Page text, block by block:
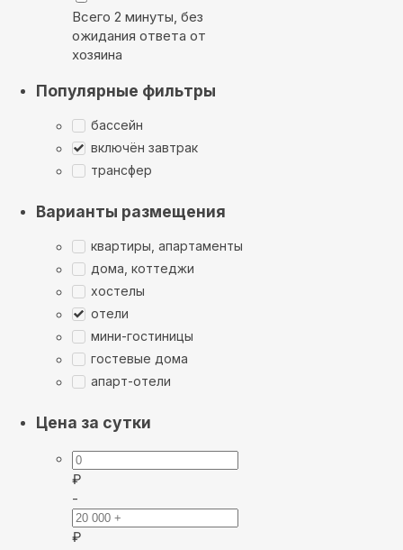
Всего 2 минуты, без
ожидания ответа от
хозяина
Популярные фильтры
бассейн
включён завтрак
трансфер
Варианты размещения
квартиры, апартаменты
дома, коттеджи
хостелы
отели
мини-гостиницы
гостевые дома
апарт-отели
Цена за сутки
₽
-
₽